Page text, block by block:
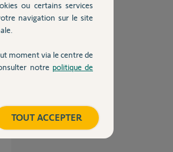
ou certains services
navigation sur le site
moment via le centre de
notre politique de
TOUT ACCEPTER